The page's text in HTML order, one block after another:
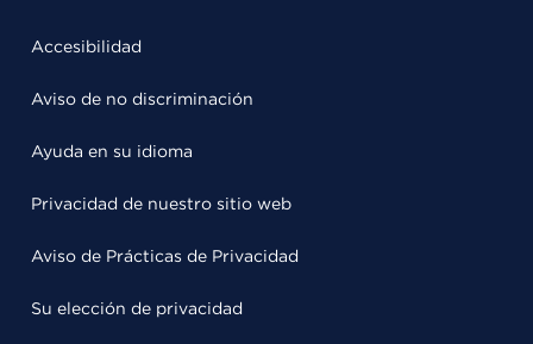
Accesibilidad
Aviso de no discriminación
Ayuda en su idioma
Privacidad de nuestro sitio web
Aviso de Prácticas de Privacidad
Su elección de privacidad